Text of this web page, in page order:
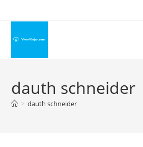
conteúdo
dauth schneider
> dauth schneider